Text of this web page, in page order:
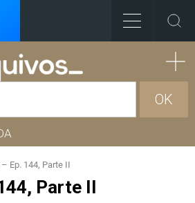
OK
Ep. 144, Parte II
Parte II